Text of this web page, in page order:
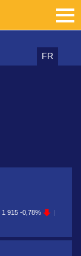
FR
1 915 -0,78%